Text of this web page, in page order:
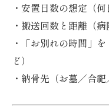
・安置日数の想定（何
・搬送回数と距離（
・「お別れの時間」
ど）
・納骨先（お墓／合